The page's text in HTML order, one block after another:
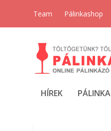
Team Pálinkashop
HÍREK PÁLINKA